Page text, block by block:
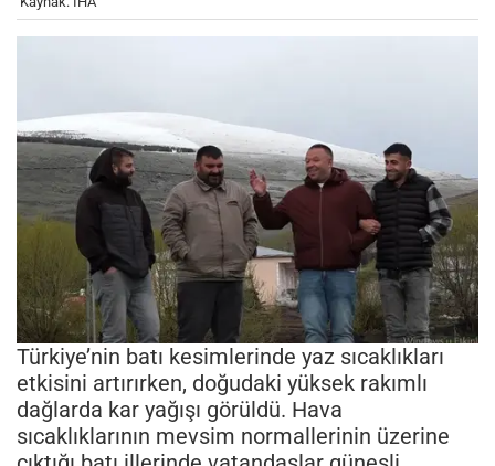
Türkiye’nin batı kesimlerinde yaz sıcaklıkları
etkisini artırırken, doğudaki yüksek rakımlı
dağlarda kar yağışı görüldü. Hava
sıcaklıklarının mevsim normallerinin üzerine